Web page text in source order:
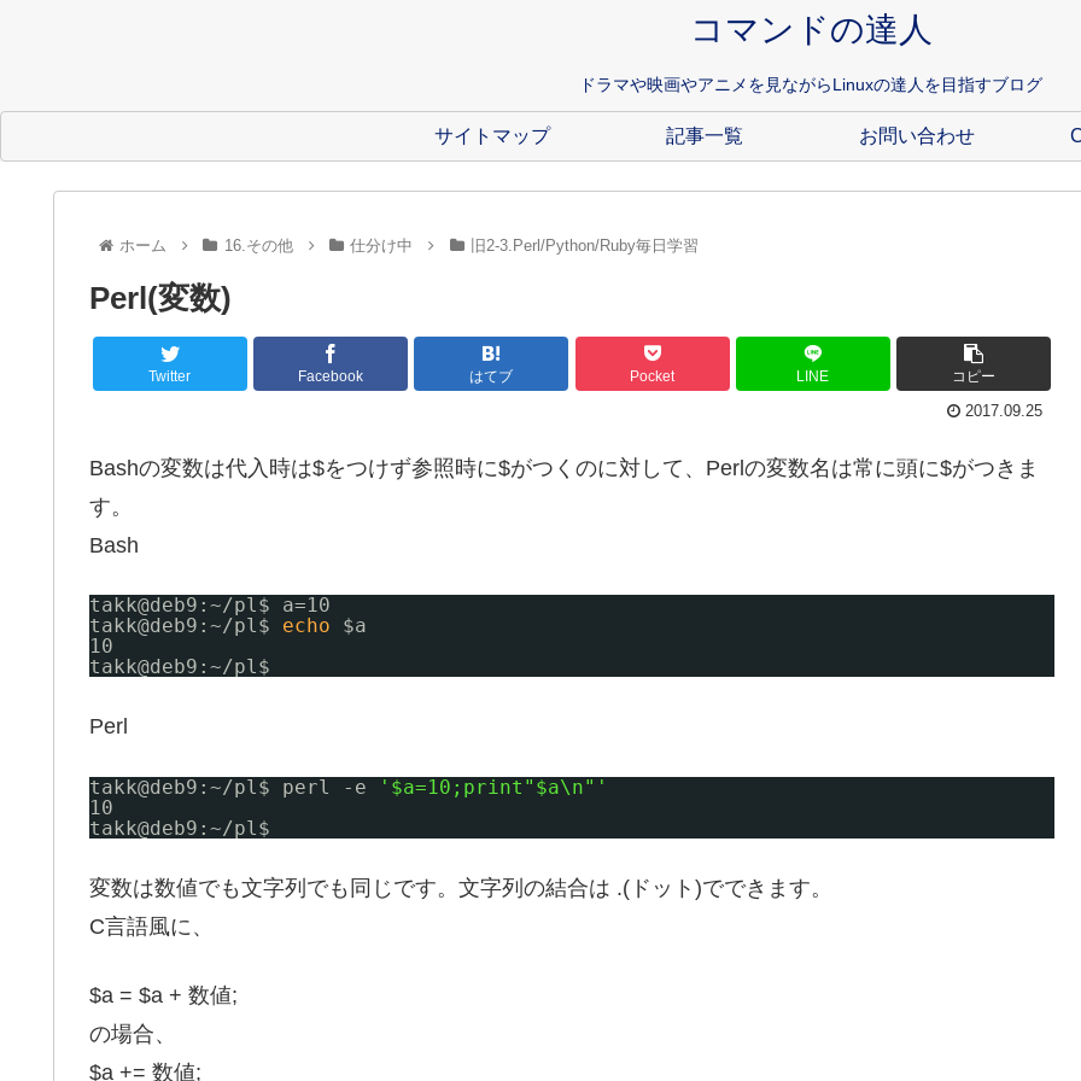
コマンドの達人
ドラマや映画やアニメを見ながらLinuxの達人を目指すブログ
サイトマップ 記事一覧 お問い合わせ
ホーム 16.その他 仕分け中 旧2-3.Perl/Python/Ruby毎日学習
Perl(変数)
Twitter Facebook はてブ Pocket LINE コピー
2017.09.25
Bashの変数は代入時は$をつけず参照時に$がつくのに対して、Perlの変数名は常に頭に$がつきま
す。
Bash
takk@deb9:~/pl$ a=10
takk@deb9:~/pl$ echo
$a
10
takk@deb9:~/pl$
Perl
takk@deb9:~/pl $ perl -e
'$a=10;print"$a\n"'
10
takk@deb9:~/pl $
変数は数値でも文字列でも同じです。文字列の結合は .(ドット)でできます。
C言語風に、
$a = $a + 数値;
の場合、
$a += 数値;